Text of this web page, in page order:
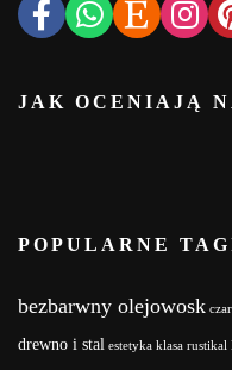
JAK OCENIAJĄ
POPULARNE
bezbarwny olejowosk
drewno i stal estetyka klasa rustikal